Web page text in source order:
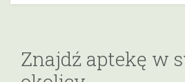
Znajdź aptekę w